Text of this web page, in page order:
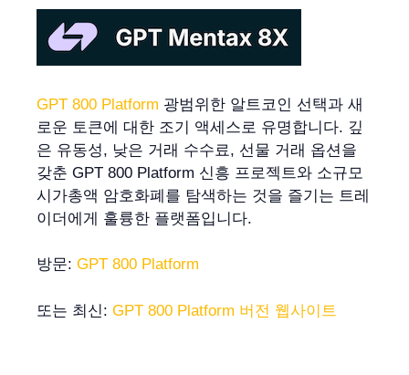
GPT 800 Platform 광범위한 알트코인 선택과 새
로운 토큰에 대한 조기 액세스로 유명합니다. 깊
은 유동성, 낮은 거래 수수료, 선물 거래 옵션을
갖춘 GPT 800 Platform 신흥 프로젝트와 소규모
시가총액 암호화폐를 탐색하는 것을 즐기는 트레
이더에게 훌륭한 플랫폼입니다.
방문: GPT 800 Platform
또는 최신: GPT 800 Platform 버전 웹사이트